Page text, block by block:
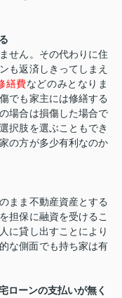
せん。その代わりに住
も返済しきってしまえ
繕費などのみとなりま
でも家主には修繕する
場合は損傷した場合で
択肢を選ぶこともでき
の方が多少有利なのか
まま不動産資産とする
担保に融資を受けるこ
に貸し出すことにより
な側面でも持ち家は有
ローンの支払いが無く